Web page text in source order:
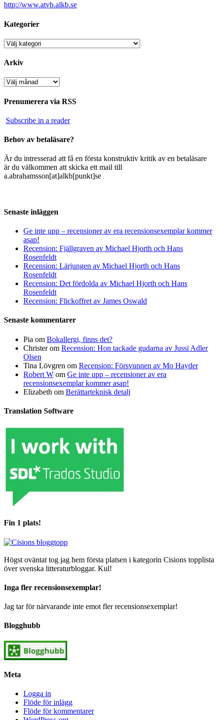
http://www.atvb.alkb.se
Kategorier
Kategorier
Arkiv
Arkiv
Prenumerera via RSS
Subscribe in a reader
Behov av betaläsare?
Är du intresserad att få en första konstruktiv kritik av en betaläsare
är du välkommen att skicka ett mail till
a.abrahamsson[at]alkb[punkt]se
Senaste inläggen
Ge inte upp – recensioner av era recensionsexemplar kommer
asap!
Recension: Fjällgraven av Michael Hjorth och Hans
Rosenfeldt
Recension: Lärjungen av Michael Hjorth och Hans
Rosenfeldt
Recension: Det fördolda av Michael Hjorth och Hans
Rosenfeldt
Recension: Flickoffret av James Oswald
Senaste kommentarer
Pia om Bokallergi, finns det?
Christerom Recension: Hon tackade gudarna av Jussi Adler
Olsen
Tina Lövgren om Recension: Försvunnen av Mo Hayder
Robert W om Ge inte upp – recensioner av era
recensionsexemplar kommer asap!
Elizabeth om Berättarteknisk detalj
Translation Software
Fin 1 plats!
Högst oväntat tog jag hem första platsen i kategorin Cisions topplista
över svenska litteraturbloggar. Kul!
Inga fler recensionsexemplar!
Jag tar för närvarande inte emot fler recensionsexemplar!
Blogghubb
Meta
Logga in
Flöde för inlägg
Flöde för kommentarer